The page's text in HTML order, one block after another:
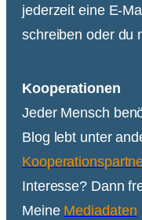
jederzeit eine E-
schreiben oder du
Kooperationen
Jeder Mensch
Blog lebt unter
Interesse? Dann
Meine Mediadaten